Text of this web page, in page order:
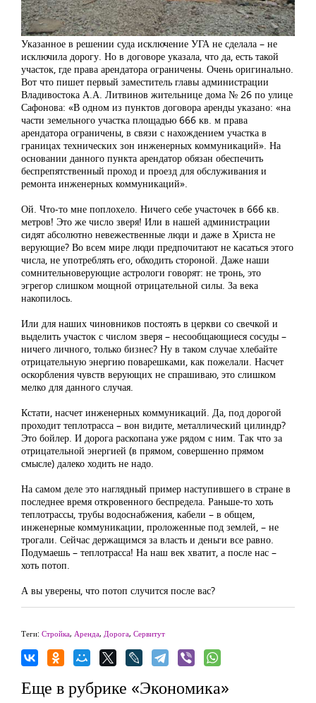
Указанное в решении суда исключение УГА не сделала – не
исключила дорогу. Но в договоре указала, что да, есть такой
участок, где права арендатора ограничены. Очень оригинально.
Вот что пишет первый заместитель главы администрации
Владивостока А.А. Литвинов жительнице дома № 26 по улице
Сафонова: «В одном из пунктов договора аренды указано: «на
части земельного участка площадью 666 кв. м права
арендатора ограничены, в связи с нахождением участка в
границах технических зон инженерных коммуникаций». На
основании данного пункта арендатор обязан обеспечить
беспрепятственный проход и проезд для обслуживания и
ремонта инженерных коммуникаций».
Ой. Что-то мне поплохело. Ничего себе участочек в 666 кв.
метров! Это же число зверя! Или в нашей администрации
сидят абсолютно невежественные люди и даже в Христа не
верующие? Во всем мире люди предпочитают не касаться этого
числа, не употреблять его, обходить стороной. Даже наши
сомнительноверующие астрологи говорят: не тронь, это
эгрегор слишком мощной отрицательной силы. За века
накопилось.
Или для наших чиновников постоять в церкви со свечкой и
выделить участок с числом зверя – несообщающиеся сосуды –
ничего личного, только бизнес? Ну в таком случае хлебайте
отрицательную энергию поварешками, как пожелали. Насчет
оскорбления чувств верующих не спрашиваю, это слишком
мелко для данного случая.
Кстати, насчет инженерных коммуникаций. Да, под дорогой
проходит теплотрасса – вон видите, металлический цилиндр?
Это бойлер. И дорога раскопана уже рядом с ним. Так что за
отрицательной энергией (в прямом, совершенно прямом
смысле) далеко ходить не надо.
На самом деле это наглядный пример наступившего в стране в
последнее время откровенного беспредела. Раньше-то хоть
теплотрассы, трубы водоснабжения, кабели – в общем,
инженерные коммуникации, проложенные под землей, – не
трогали. Сейчас держащимся за власть и деньги все равно.
Подумаешь – теплотрасса! На наш век хватит, а после нас –
хоть потоп.
А вы уверены, что потоп случится после вас?
Теги: Стройка, Аренда, Дорога, Сервитут
Еще в рубрике «Экономика»